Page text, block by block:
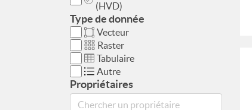
(HVD)
Type de donnée
Vecteur
Raster
Tabulaire
Autre
Propriétaires